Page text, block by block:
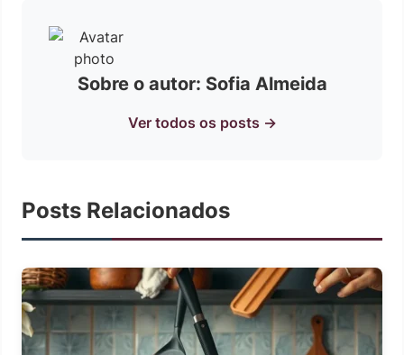
Sobre o autor: Sofia Almeida
Ver todos os posts →
Posts Relacionados